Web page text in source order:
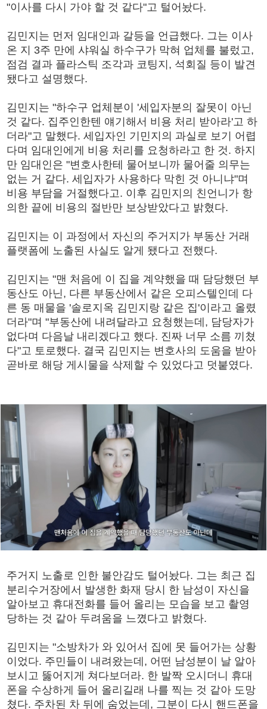
"이사를 다시 가야 할 것 같다"고 털어놨다.
김민지는 먼저 임대인과 갈등을 언급했다. 그는 이사
온 지 3주 만에 샤워실 하수구가 막혀 업체를 불렀고,
점검 결과 플라스틱 조각과 코팅지, 석회질 등이 발견
됐다고 설명했다.
김민지는 "하수구 업체분이 '세입자분의 잘못이 아닌
것 같다. 집주인한텐 얘기해서 비용 처리 받아라'고 하
더라"고 말했다. 세입자인 기민지의 과실로 보기 어렵
다며 임대인에게 비용 처리를 요청하라고 한 것. 하지
만 임대인은 "변호사한테 물어보니까 물어줄 의무는
없는 거 같다. 세입자가 사용하다 막힌 것 아니냐"며
비용 부담을 거절했다고. 이후 김민지의 친언니가 항
의한 끝에 비용의 절반만 보상받았다고 밝혔다.
김민지는 이 과정에서 자신의 주거지가 부동산 거래
플랫폼에 노출된 사실도 알게 됐다고 전했다.
김민지는 "맨 처음에 이 집을 계약했을 때 담당했던 부
동산도 아닌, 다른 부동산에서 같은 오피스텔인데 다
른 동 매물을 '솔로지옥 김민지랑 같은 집'이라고 올렸
더라"며 "부동산에 내려달라고 요청했는데, 담당자가
없다며 다음날 내리겠다고 했다. 진짜 너무 소름 끼쳤
다"고 토로했다. 결국 김민지는 변호사의 도움을 받아
곧바로 해당 게시물을 삭제할 수 있었다고 덧붙였다.
주거지 노출로 인한 불안감도 털어놨다. 그는 최근 집
분리수거장에서 발생한 화재 당시 한 남성이 자신을
알아보고 휴대전화를 들어 올리는 모습을 보고 촬영
당하는 것 같아 두려움을 느꼈다고 밝혔다.
김민지는 "소방차가 와 있어서 집에 못 들어가는 상황
이었다. 주민들이 내려왔는데, 어떤 남성분이 날 알아
보시고 뚫어지게 쳐다보더라. 한 발짝 오시더니 휴대
폰을 수상하게 들어 올리길래 나를 찍는 것 같아 도망
쳤다. 주차된 차 뒤에 숨었는데, 그분이 다시 핸드폰을